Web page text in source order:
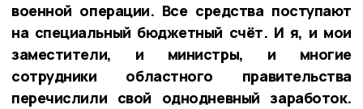
военной операции. Все средства поступают
на специальный бюджетный счёт. И я, и мои
заместители, и министры, и многие
сотрудники областного правительства
перечислили свой однодневный заработок.